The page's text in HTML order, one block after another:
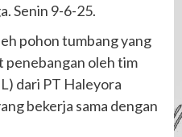
Senin 9-6-25.
pohon tumbang yang
penebangan oleh tim
dari PT Haleyora
bekerja sama dengan